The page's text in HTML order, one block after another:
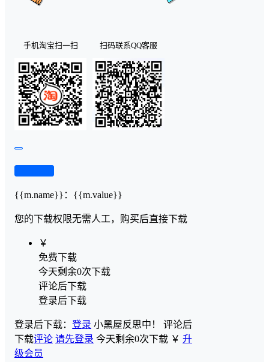
手机淘宝扫一扫 扫码联系QQ客服
{{m.name}} ： {{m.value}}
您的下载权限无需人工，购买后直接下载
￥
免费下载
今天剩余0次下载
评论后下载
登录后下载
登录后下载： 登录 小黑屋反思中！ 评论后
下载评论 请先登录 今天剩余0次下载 ￥ 升
级会员